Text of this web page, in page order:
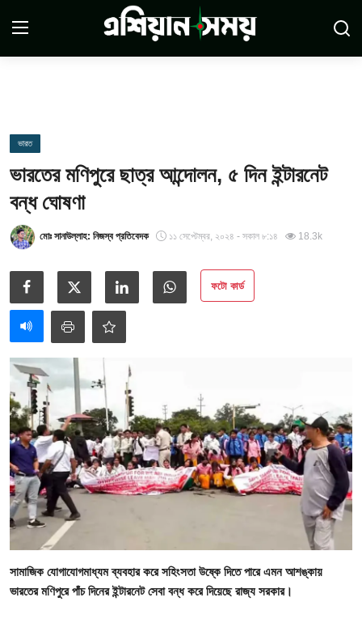
সম্পর্কে
সারাদেশ
যোগাযোগ
সর্বশেষ
শর্তাবলী
গোপনীয়তা নীতি
জাতীয়
রাজনীতি
অর্থনীতি
আন্তর্জাতিক
স্বাস্থ্য
ভারত
ভারতের মণিপুরে ছাত্র আন্দোলন, ৫ দিন ইন্টারনেট
বন্ধ ঘোষণা
মোঃ সানাউল্লাহ: নিজস্ব প্রতিবেদক ১১ সেপ্টেম্বর, ২০২৪ - সকাল ৮:১৪ 18.3k
ফটো কার্ড
সামাজিক যোগাযোগমাধ্যম ব্যবহার করে সহিংসতা উষ্কে দিতে পারে এমন আশঙ্কায়
ভারতের মণিপুরে পাঁচ দিনের ইন্টারনেট সেবা বন্ধ করে দিয়েছে রাজ্য সরকার।